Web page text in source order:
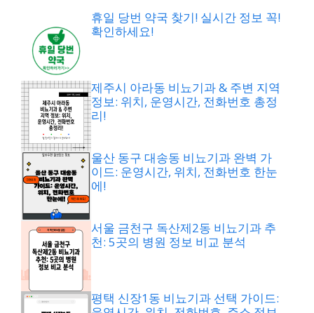
휴일 당번 약국 찾기! 실시간 정보 꼭!
확인하세요!
제주시 아라동 비뇨기과 & 주변 지역
정보: 위치, 운영시간, 전화번호 총정
리!
울산 동구 대송동 비뇨기과 완벽 가
이드: 운영시간, 위치, 전화번호 한눈
에!
서울 금천구 독산제2동 비뇨기과 추
천: 5곳의 병원 정보 비교 분석
평택 신장1동 비뇨기과 선택 가이드: